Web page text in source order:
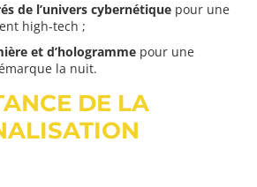
de l’univers cybernétique pour une
high-tech ;
et d’hologramme pour une
la nuit.
DE LA